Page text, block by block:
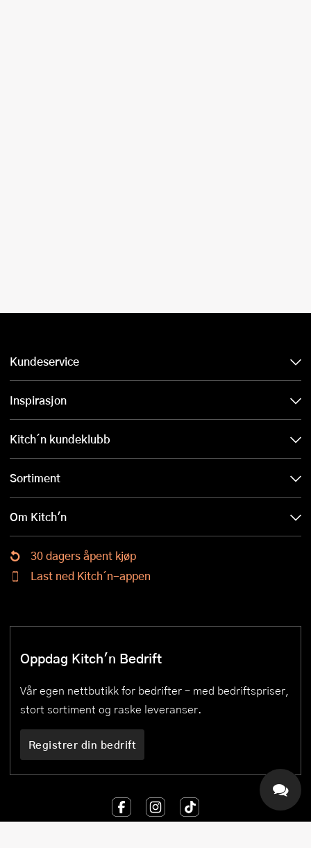
Kundeservice
Inspirasjon
Kitch´n kundeklubb
Sortiment
Om Kitch'n
30 dagers åpent kjøp
Last ned Kitch´n-appen
Oppdag Kitch'n Bedrift
Vår egen nettbutikk for bedrifter – med bedriftspriser,
stort sortiment og raske leveranser.
Registrer din bedrift